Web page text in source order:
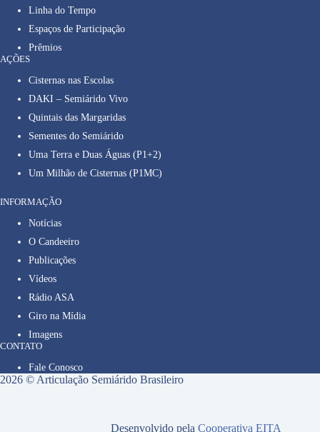
Linha do Tempo
Espaços de Participação
Prêmios
AÇÕES
Cisternas nas Escolas
DAKI – Semiárido Vivo
Quintais das Margaridas
Sementes do Semiárido
Uma Terra e Duas Águas (P1+2)
Um Milhão de Cisternas (P1MC)
INFORMAÇÃO
Notícias
O Candeeiro
Publicações
Vídeos
Rádio ASA
Giro na Mídia
Imagens
CONTATO
Fale Conosco
2026 © Articulação Semiárido Brasileiro
Desenvolvido pelaCooperativa EITA